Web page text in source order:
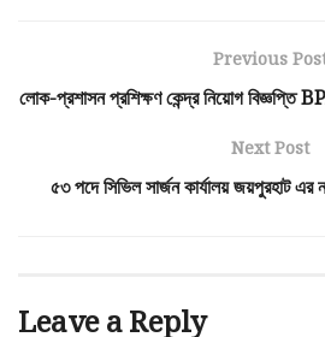
Previous
লোক-প্রশাসন প্রশিক্ষণ কেন্দ্র নিয়োগ
Next Post
৫৩ পদে সিভিল সার্জন কার্যালয় জয়পুরহাট এর
Leave a Reply